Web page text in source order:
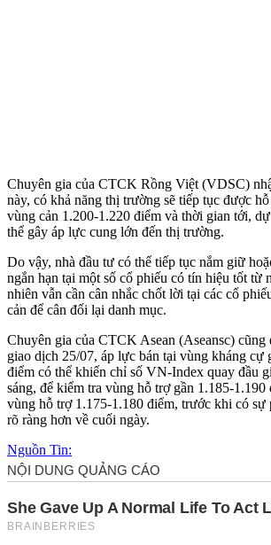
Chuyên gia của CTCK Rồng Việt (VDSC)
này, có khả năng thị trường sẽ tiếp tục được
vùng cản 1.200-1.220 điểm và thời gian tới,
thể gây áp lực cung lớn đến thị trường.
Do vậy, nhà đầu tư có thể tiếp tục nắm giữ
ngắn hạn tại một số cổ phiếu có tín hiệu tốt từ
nhiên vẫn cần cân nhắc chốt lời tại các cổ
cản để cân đối lại danh mục.
Chuyên gia của CTCK Asean (Aseansc) cũng
giao dịch 25/07, áp lực bán tại vùng kháng cự
điểm có thể khiến chỉ số VN-Index quay đầu
sáng, để kiểm tra vùng hỗ trợ gần 1.185-1.190
vùng hỗ trợ 1.175-1.180 điểm, trước khi có sự
rõ ràng hơn về cuối ngày.
Nguồn Tin: